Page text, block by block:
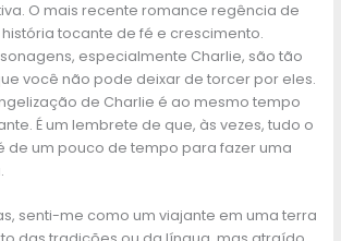
O mais recente romance regência de
história tocante de fé e crescimento.
especialmente Charlie, são tão
você não pode deixar de torcer por eles.
de Charlie é ao mesmo tempo
É um lembrete de que, às vezes, tudo o
de um pouco de tempo para fazer uma
senti-me como um viajante em uma terra